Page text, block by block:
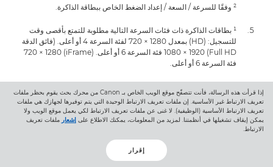
² وفقًا للسرعة / السعة / إعداد الضغط الخاص ببطاقة الذاكرة.
¹ بطاقات الذاكرة ذات فئات السرعة التالية مطلوبة للتمتع بأقصى وقت
للتسجيل: (HD) بمعدل 1280 × 720 لفئة السرعة 4 أو أعلى. (فائق الدقة
Full HD)‏ 1920 × 1080 فئة السرعة 6 أو أعلى. (iFrame) ‏1280 × 720
فئة السرعة 6 أو أعلى.
² وفقًا للسرعة / السعة / إعداد الضغط الخاص ببطاقة الذاكرة.
¹ قد يكون استخدام وظيفة Wi-Fi مقيدًا في بعض الدول أو المناطق.
المعلومات, تفضل بزيارة الموقع www.canon-
europe.com/wirelesscompacts
إذا قرأت هذه الرسالة، فأنت تتصفّح موقع الويب الخاص بـ Canon من محرك بحث يقوم بحظر ملفات
تعريف الارتباط غير الأساسية. إن ملفات تعريف الارتباط الوحيدة التي يتم توفيرها لجهازك هي ملفات
تعريف الارتباط الأساسية (الوظيفية). لا غنى عن ملفات تعريف الارتباط لكي يعمل موقع الويب ولا
يمكن إيقاف تشغيلها في أنظمتنا. لمزيد من المعلومات، يمكنك الاطلاع على إشعار ملفات تعريف
الارتباط.
إقرار